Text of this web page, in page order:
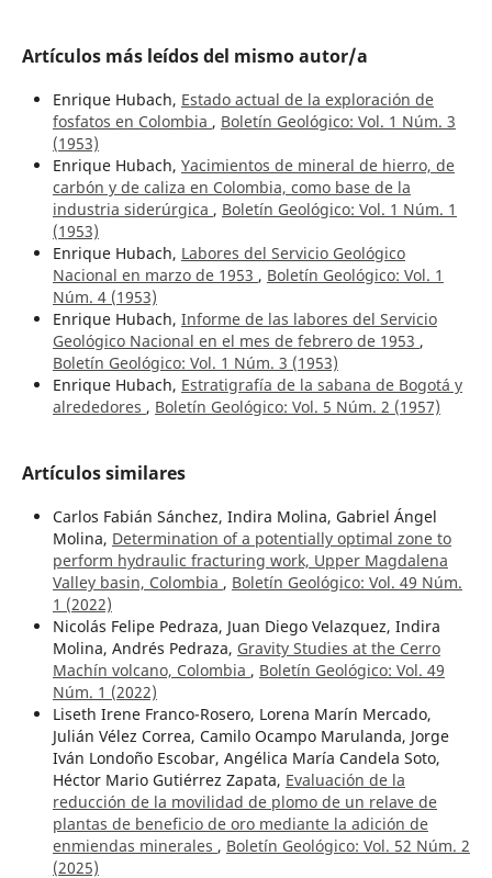
Artículos más leídos del mismo autor/a
Enrique Hubach, Estado actual de la exploración de
fosfatos en Colombia , Boletín Geológico: Vol. 1 Núm. 3
(1953)
Enrique Hubach, Yacimientos de mineral de hierro, de
carbón y de caliza en Colombia, como base de la
industria siderúrgica , Boletín Geológico: Vol. 1 Núm. 1
(1953)
Enrique Hubach, Labores del Servicio Geológico
Nacional en marzo de 1953 , Boletín Geológico: Vol. 1
Núm. 4 (1953)
Enrique Hubach, Informe de las labores del Servicio
Geológico Nacional en el mes de febrero de 1953 ,
Boletín Geológico: Vol. 1 Núm. 3 (1953)
Enrique Hubach, Estratigrafía de la sabana de Bogotá y
alrededores , Boletín Geológico: Vol. 5 Núm. 2 (1957)
Artículos similares
Carlos Fabián Sánchez, Indira Molina, Gabriel Ángel
Molina, Determination of a potentially optimal zone to
perform hydraulic fracturing work, Upper Magdalena
Valley basin, Colombia , Boletín Geológico: Vol. 49 Núm.
1 (2022)
Nicolás Felipe Pedraza, Juan Diego Velazquez, Indira
Molina, Andrés Pedraza, Gravity Studies at the Cerro
Machín volcano, Colombia , Boletín Geológico: Vol. 49
Núm. 1 (2022)
Liseth Irene Franco-Rosero, Lorena Marín Mercado,
Julián Vélez Correa, Camilo Ocampo Marulanda, Jorge
Iván Londoño Escobar, Angélica María Candela Soto,
Héctor Mario Gutiérrez Zapata, Evaluación de la
reducción de la movilidad de plomo de un relave de
plantas de beneficio de oro mediante la adición de
enmiendas minerales , Boletín Geológico: Vol. 52 Núm. 2
(2025)